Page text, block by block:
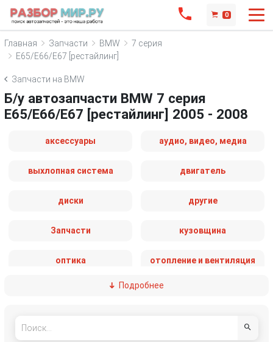
0
Главная Запчасти BMW
7 серия
E65/E66/E67 [рестайлинг]
Запчасти на BMW
Б/у автозапчасти BMW 7 серия
E65/E66/E67 [рестайлинг] 2005 - 2008
аксессуары аудио, видео, медиа
выхлопная система двигатель
диски другие
Запчасти кузовщина
оптика отопление и вентиляция
пассивная безопасностьПодробнее